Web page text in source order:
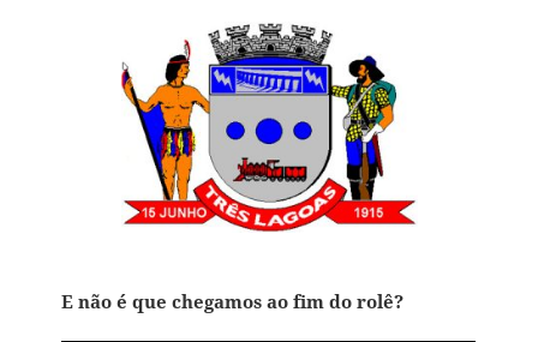
E não é que chegamos ao fim do rolê?